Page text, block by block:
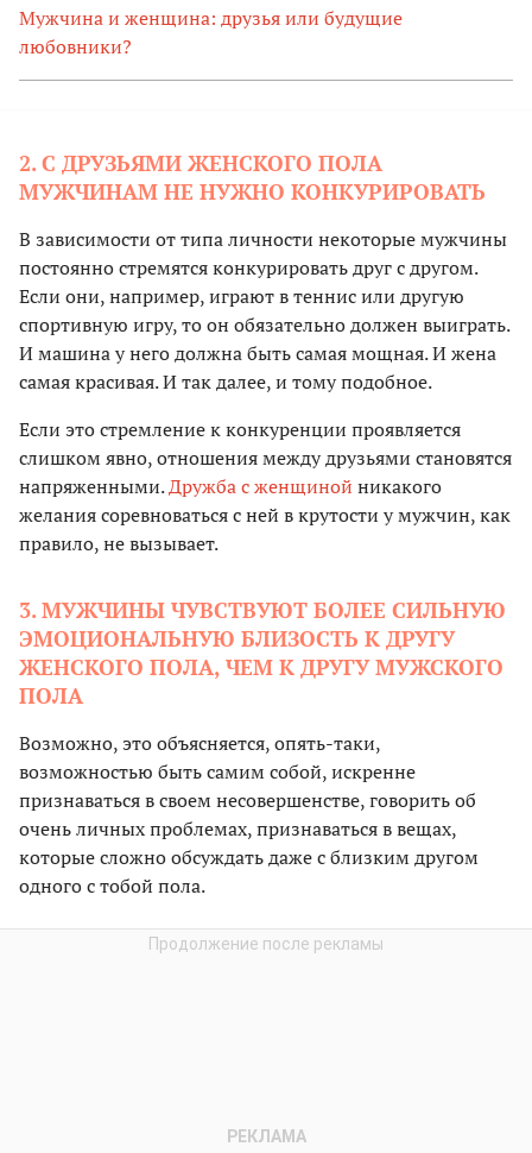
Мужчина и женщина: друзья или будущие
любовники?
2. С ДРУЗЬЯМИ ЖЕНСКОГО ПОЛА
МУЖЧИНАМ НЕ НУЖНО КОНКУРИРОВАТЬ
В зависимости от типа личности некоторые мужчины
постоянно стремятся конкурировать друг с другом.
Если они, например, играют в теннис или другую
спортивную игру, то он обязательно должен выиграть.
И машина у него должна быть самая мощная. И жена
самая красивая. И так далее, и тому подобное.
Если это стремление к конкуренции проявляется
слишком явно, отношения между друзьями становятся
напряженными.Дружба с женщиной никакого
желания соревноваться с ней в крутости у мужчин, как
правило, не вызывает.
3. МУЖЧИНЫ ЧУВСТВУЮТ БОЛЕЕ СИЛЬНУЮ
ЭМОЦИОНАЛЬНУЮ БЛИЗОСТЬ К ДРУГУ
ЖЕНСКОГО ПОЛА, ЧЕМ К ДРУГУ МУЖСКОГО
ПОЛА
Возможно, это объясняется, опять-таки,
возможностью быть самим собой, искренне
признаваться в своем несовершенстве, говорить об
очень личных проблемах, признаваться в вещах,
которые сложно обсуждать даже с близким другом
одного с тобой пола.